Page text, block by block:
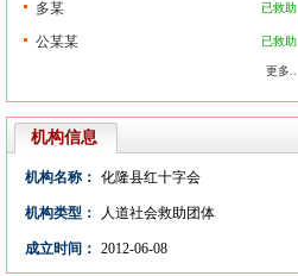
已救助
多某
已救助
公某某
更多..
机构信息
机构名称： 化隆县红十字会
机构类型： 人道社会救助团体
成立时间： 2012-06-08